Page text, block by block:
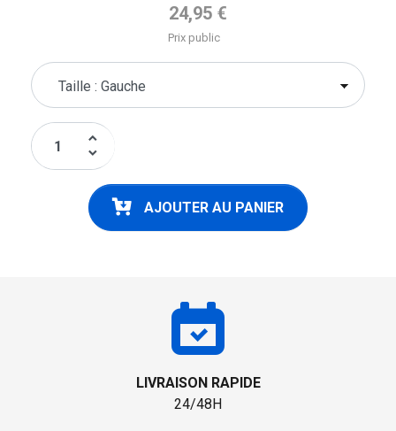
Prix de base
24,95 €
Prix public
keyboard_arrow_up
keyboard_arrow_down
AJOUTER AU PANIER
LIVRAISON RAPIDE
24/48H